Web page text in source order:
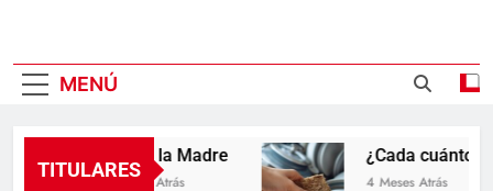
MENÚ
TITULARES
Día de la Madre
3 Meses Atrás
¿Cada cuánto
4 Meses Atrás